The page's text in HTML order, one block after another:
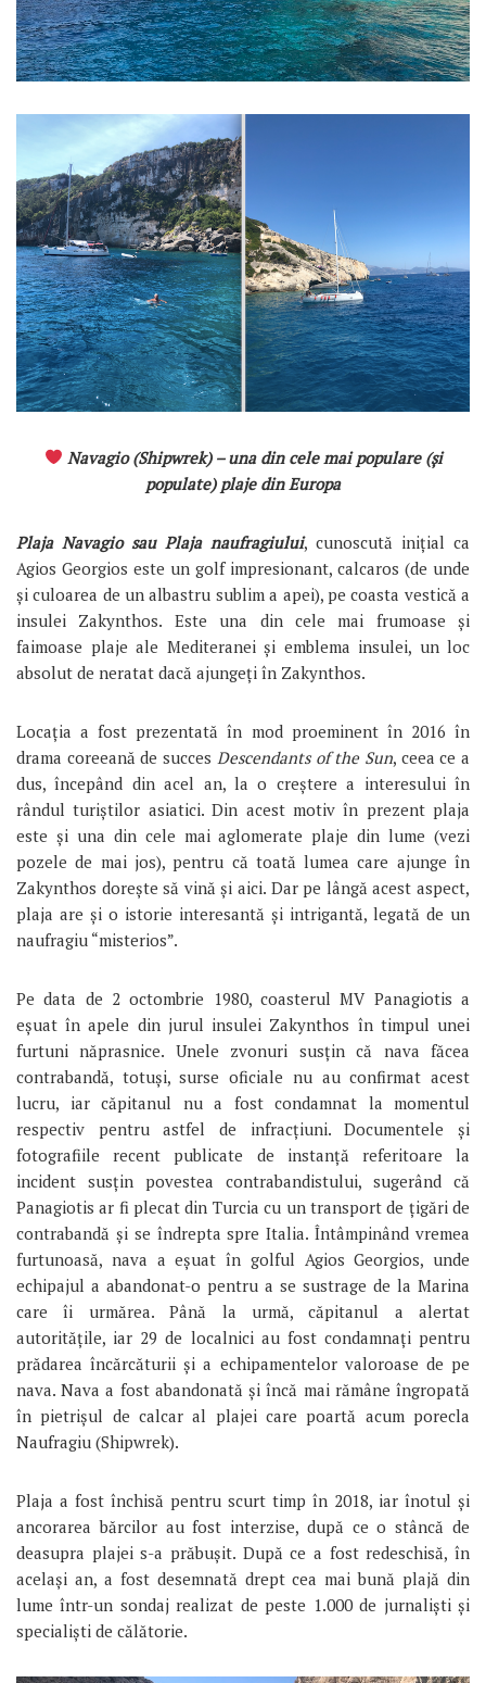
Navagio (Shipwrek) – una din cele mai populare (și
populate) plaje din Europa
Plaja Navagio sau Plaja naufragiului, cunoscută inițial ca
Agios Georgios este un golf impresionant, calcaros (de unde
și culoarea de un albastru sublim a apei), pe coasta vestică a
insulei Zakynthos. Este una din cele mai frumoase și
faimoase plaje ale Mediteranei și emblema insulei, un loc
absolut de neratat dacă ajungeți în Zakynthos.
Locația a fost prezentată în mod proeminent în 2016 în
drama coreeană de succes Descendants of the Sun, ceea ce a
dus, începând din acel an, la o creștere a interesului în
rândul turiștilor asiatici. Din acest motiv în prezent plaja
este și una din cele mai aglomerate plaje din lume (vezi
pozele de mai jos), pentru că toată lumea care ajunge în
Zakynthos dorește să vină și aici. Dar pe lângă acest aspect,
plaja are și o istorie interesantă și intrigantă, legată de un
naufragiu “misterios”.
Pe data de 2 octombrie 1980, coasterul MV Panagiotis a
eșuat în apele din jurul insulei Zakynthos în timpul unei
furtuni năprasnice. Unele zvonuri susțin că nava făcea
contrabandă, totuși, surse oficiale nu au confirmat acest
lucru, iar căpitanul nu a fost condamnat la momentul
respectiv pentru astfel de infracțiuni. Documentele și
fotografiile recent publicate de instanță referitoare la
incident susțin povestea contrabandistului, sugerând că
Panagiotis ar fi plecat din Turcia cu un transport de țigări de
contrabandă și se îndrepta spre Italia. Întâmpinând vremea
furtunoasă, nava a eșuat în golful Agios Georgios, unde
echipajul a abandonat-o pentru a se sustrage de la Marina
care îi urmărea. Până la urmă, căpitanul a alertat
autoritățile, iar 29 de localnici au fost condamnați pentru
prădarea încărcăturii și a echipamentelor valoroase de pe
nava. Nava a fost abandonată și încă mai rămâne îngropată
în pietrișul de calcar al plajei care poartă acum porecla
Naufragiu (Shipwrek).
Plaja a fost închisă pentru scurt timp în 2018, iar înotul și
ancorarea bărcilor au fost interzise, ​​după ce o stâncă de
deasupra plajei s-a prăbușit. După ce a fost redeschisă, în
același an, a fost desemnată drept cea mai bună plajă din
lume într-un sondaj realizat de peste 1.000 de jurnaliști și
specialiști de călătorie.